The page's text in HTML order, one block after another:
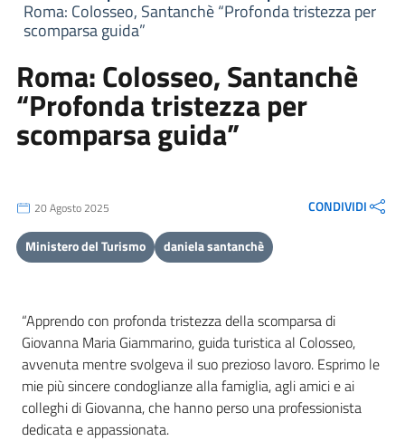
Roma: Colosseo, Santanchè “Profonda tristezza per
scomparsa guida”
Roma: Colosseo, Santanchè
“Profonda tristezza per
scomparsa guida”
20 Agosto 2025 CONDIVIDI
Ministero del Turismo daniela santanchè
“Apprendo con profonda tristezza della scomparsa di
Giovanna Maria Giammarino, guida turistica al Colosseo,
avvenuta mentre svolgeva il suo prezioso lavoro. Esprimo le
mie più sincere condoglianze alla famiglia, agli amici e ai
colleghi di Giovanna, che hanno perso una professionista
dedicata e appassionata.